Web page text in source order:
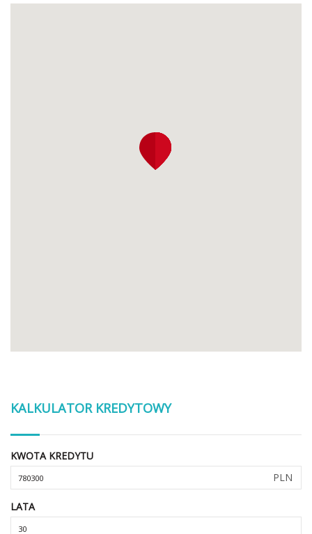
KALKULATOR KREDYTOWY
KWOTA KREDYTU
PLN
LATA